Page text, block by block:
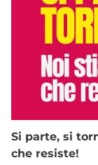
Si parte, si
che resiste!